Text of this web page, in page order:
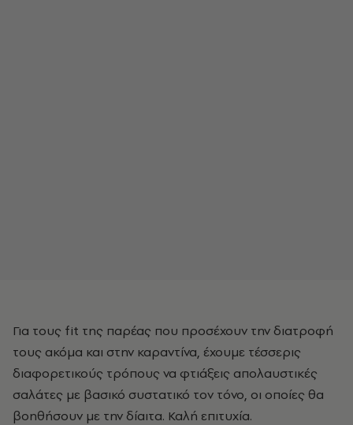
Για τους fit της παρέας που προσέχουν την διατροφή
τους ακόμα και στην καραντίνα, έχουμε τέσσερις
διαφορετικούς τρόπους να φτιάξεις απολαυστικές
σαλάτες με βασικό συστατικό τον τόνο, οι οποίες θα
βοηθήσουν με την δίαιτα. Καλή επιτυχία.